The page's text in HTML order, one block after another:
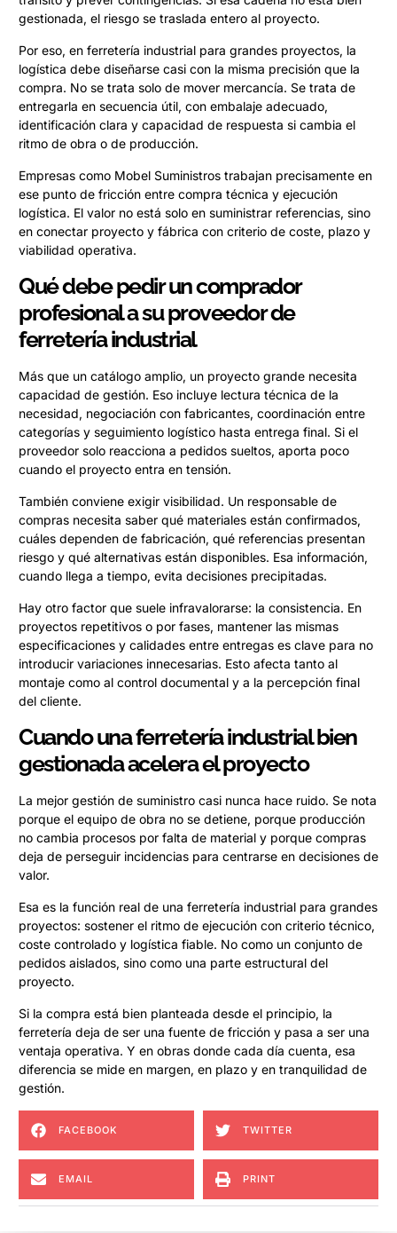
gestionada, el riesgo se traslada entero al proyecto.
Por eso, en ferretería industrial para grandes proyectos, la
logística debe diseñarse casi con la misma precisión que la
compra. No se trata solo de mover mercancía. Se trata de
entregarla en secuencia útil, con embalaje adecuado,
identificación clara y capacidad de respuesta si cambia el
ritmo de obra o de producción.
Empresas como Mobel Suministros trabajan precisamente en
ese punto de fricción entre compra técnica y ejecución
logística. El valor no está solo en suministrar referencias, sino
en conectar proyecto y fábrica con criterio de coste, plazo y
viabilidad operativa.
Qué debe pedir un comprador
profesional a su proveedor de
ferretería industrial
Más que un catálogo amplio, un proyecto grande necesita
capacidad de gestión. Eso incluye lectura técnica de la
necesidad, negociación con fabricantes, coordinación entre
categorías y seguimiento logístico hasta entrega final. Si el
proveedor solo reacciona a pedidos sueltos, aporta poco
cuando el proyecto entra en tensión.
También conviene exigir visibilidad. Un responsable de
compras necesita saber qué materiales están confirmados,
cuáles dependen de fabricación, qué referencias presentan
riesgo y qué alternativas están disponibles. Esa información,
cuando llega a tiempo, evita decisiones precipitadas.
Hay otro factor que suele infravalorarse: la consistencia. En
proyectos repetitivos o por fases, mantener las mismas
especificaciones y calidades entre entregas es clave para no
introducir variaciones innecesarias. Esto afecta tanto al
montaje como al control documental y a la percepción final
del cliente.
Cuando una ferretería industrial bien
gestionada acelera el proyecto
La mejor gestión de suministro casi nunca hace ruido. Se nota
porque el equipo de obra no se detiene, porque producción
no cambia procesos por falta de material y porque compras
deja de perseguir incidencias para centrarse en decisiones de
valor.
Esa es la función real de una ferretería industrial para grandes
proyectos: sostener el ritmo de ejecución con criterio técnico,
coste controlado y logística fiable. No como un conjunto de
pedidos aislados, sino como una parte estructural del
proyecto.
Si la compra está bien planteada desde el principio, la
ferretería deja de ser una fuente de fricción y pasa a ser una
ventaja operativa. Y en obras donde cada día cuenta, esa
diferencia se mide en margen, en plazo y en tranquilidad de
gestión.
FACEBOOK TWITTER
EMAIL PRINT